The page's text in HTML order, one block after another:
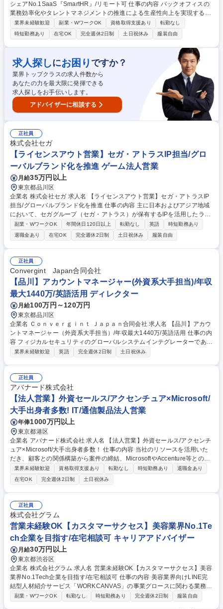
シェアNo.1SaaS『SmartHR』/リモート可 仕事の内容 バックオフィスの
業務効率化やタレントマネジメントの推進による生産性向上を実現するS
martHRにて、初回商談～導入までのセールス業務を担当いただきます。
【業務内容】 ■インサイドセールスが初回商談まで獲得した見込み顧客へ
の提案および受注導入までのクロージング ■顧客の経営課題に紐づく人事
労務課題のヒアリングと解決策提示 ■SmartHRが提供している他サービス
（マルチプロダクト）を活用した業務効率化およびデータ活用提案 ■企業
の成長規模に応じた戦略立案と実行、PDCAによる改善 募集職種 福岡
【ソリューションセールス】シェアNo.1SaaS『SmartHR』/リモート可
業界未経験歓迎 副業・WワークOK 資格取得支援あり
転勤なし
時短勤務あり
在宅OK 完全週休2日制 土日祝休み 服装自由
求人探しにお困り ですか？
業界トップクラスの求人件数から
あなたの力を最大限に発揮できる
求人探しをお手伝いします。
アドバイザーに相談する
正社員
株式会社セガ
【ライセンスアウト営業】セガ・アトラスIP担当/グロ
ーバルブランド化を推進 ゲーム法人営業
月給35万円以上
東京都品川区
企業名 株式会社セガ 求人名 【ライセンスアウト営業】セガ・アトラスIP
担当/グローバルブランド化を推進 仕事の内容 主に日本およびアジア地域
において、セガグループ（セガ・アトラス）が保有するIPを活用したライ
センスアウト業務を担当いただきます。 ■国内外におけるライセンスアウ
ト営業活動 ■海外クライアントおよびエージェントとの折衝・関係構築 ■
稟議起案、契約書締結、IP監修などの関連業務 募集職種 【ライセンスア
ウト営業】セガ・アトラスIP担当/グローバルブランド化を推進
副業・WワークOK 年間休日120日以上 転勤なし 英語
時短勤務あり
退職金あり
在宅OK 完全週休2日制 土日祝休み 服装自由
正社員
Convergint Japan合同会社
【品川】アカウントマネージャー(外資系大手担当)/年収
最大1440万/英語活用 ディレクター
月給100万円～120万円
東京都品川区
企業名 Ｃｏｎｖｅｒｇｉｎｔ Ｊａｐａｎ合同会社 求人名 【品川】アカウ
ントマネージャー（外資系大手担当）/年収最大1440万/英語活用 仕事の内
容 フィジカルセキュリティのグローバルシステムインテグレーターである
当社にて、外資系大手企業へのソリューション提案をお任せいたします。
料作成、契約交渉、受注管理 ■社内プロジェクトチームやAPAC・グロー
バル本社チームとの連携・協働 ■受注後の顧客満足度管理・アフターフォ
ロー。 【業務内容の変更範囲】当社の指定する業務 募集職種 【品川】ア
カウントマネージャー（外資系大手担当）/年収最大1440万/英語活用
業界未経験歓迎 英語 完全週休2日制 土日祝休み
正社員
アバナード株式会社
【法人営業】外資セールス/アクセンチュア×Microsoft/
大手出身者多数! IT/通信製品法人営業
年俸1000万円以上
東京都港区
企業名 アバナード株式会社 求人名 【法人営業】外資セールス/アクセンチ
ュア×Microsoft/大手出身者多数！ 仕事の内容 当社のリソースを活用いた
だき、顧客との関係構築から案件の締結、MicrosoftやAccenture等との連
携を担います。顧客ニーズを理解し、ソリューションを提供します。課題
解決型のセールスです。 《具体的な業務》 ■年間予算達成に向けた営業戦
略の立案、ビジネス開発計画を策定 ■顧客との強固な関係を構築・維持す
る ■顧客と緊密に連携し、ニーズを明確にした上でソリューションの検討
提案の実施 ■クロスファンクショナルチームを率いて、カスタムソリュー
ションを構築し、コンサルティングサービスの売上を伸ばす ■メンバーの
育成・マネジメント ■新規案件の獲得の実施 募集職種 【法人営業】外資
セールス/アクセンチュア×Microsoft/大手出身者多数！
業界未経験歓迎 資格取得支援あり 転勤なし 時短勤務あり
退職金あり
在宅OK
完全週休2日制 土日祝休み
正社員
株式会社グラム
営業未経験OK【カスタマーサクセス】美容業界No.1Te
ch企業を目指す/在宅相談可 キャリアアドバイザー
月給30万円以上
東京都渋谷区
企業名 株式会社グラム 求人名 営業未経験OK【カスタマーサクセス】美容
業界No.1Tech企業を目指す/在宅相談可 仕事の内容 美容業界向けLINE完
結型人材紹介サービス「WORKCANVAS」の事業グロースに関わる業務全
般をお任せします。カスタマーサクセスポジションとして、求職者と美容
副業・WワークOK 転勤なし 時短勤務あり 完全週休2日制 服装自由